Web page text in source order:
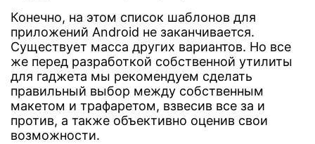
Конечно, на этом список шаблонов для
приложений Android не заканчивается.
Существует масса других вариантов. Но все
же перед разработкой собственной утилиты
для гаджета мы рекомендуем сделать
правильный выбор между собственным
макетом и трафаретом, взвесив все за и
против, а также объективно оценив свои
возможности.